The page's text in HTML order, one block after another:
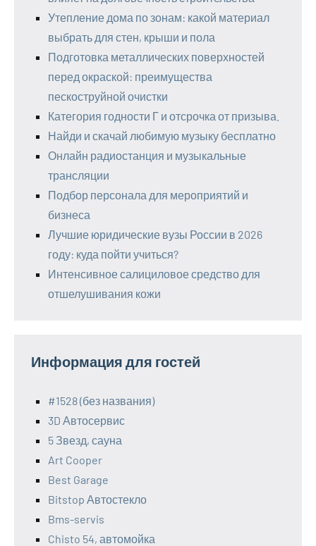
Утепление дома по зонам: какой материал
выбрать для стен, крыши и пола
Подготовка металлических поверхностей
перед окраской: преимущества
пескоструйной очистки
Категория годности Г и отсрочка от призыва.
Найди и скачай любимую музыку бесплатно
Онлайн радиостанция и музыкальные
трансляции
Подбор персонала для мероприятий и
бизнеса
Лучшие юридические вузы России в 2026
году: куда пойти учиться?
Интенсивное салициловое средство для
отшелушивания кожи
Информация для гостей
#1528 (без названия)
3D Автосервис
5 Звезд, сауна
Art Cooper
Best Garage
Bitstop Автостекло
Bms-servis
Chisto 54, автомойка